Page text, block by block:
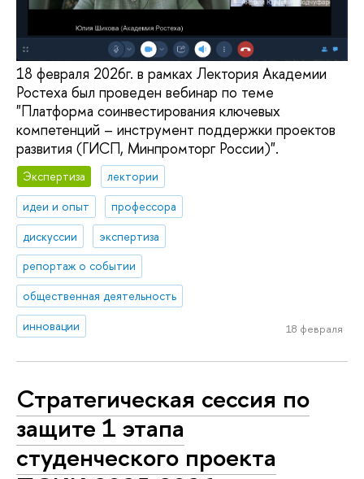
18 февраля 2026г. в рамках Лектория Академии
Ростеха был проведен вебинар по теме
"Платформа соинвестирования ключевых
компетенций – инструмент поддержки проектов
развития (ГИСП, Минпромторг России)".
Экспертиза
лектории
идеи и опыт
профессора
дискуссии
экспертиза
репортаж о событии
общественная деятельность
инновации
18 февраля
Стратегическая сессия по
защите 1 этапа
студенческого проекта